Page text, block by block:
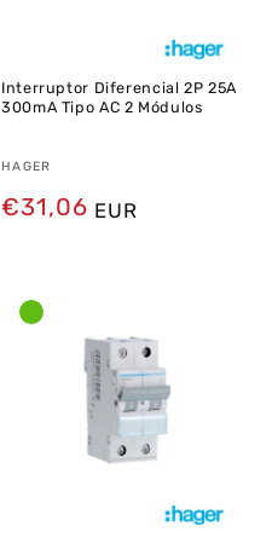
Interruptor Diferencial 2P 25A
300mA Tipo AC 2 Módulos
Fornecedor:
HAGER
Preço
€31,06 EUR